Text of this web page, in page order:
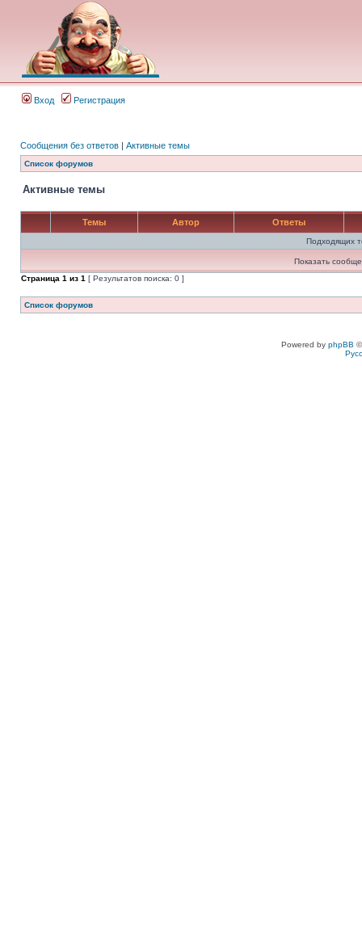
Вход Регистрация
Сообщения без ответов | Активные темы
Список форумов
Активные темы
Темы Автор Ответы
Подходящих
Показать
Страница 1 из 1 [ Результатов поиска: 0 ]
Список форумов
Powered by phpBB